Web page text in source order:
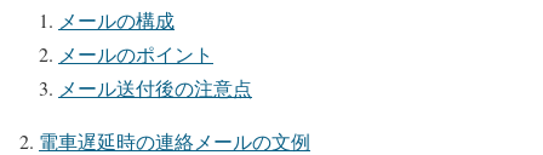
メールの構成
メールのポイント
メール送付後の注意点
電車遅延時の連絡メールの文例